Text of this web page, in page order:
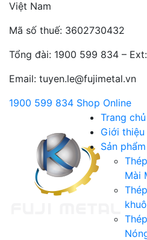
Việt Nam
Mã số thuế: 3602730432
Tổng đài: 1900 599 834 –
Email: tuyen.le@fujimetal.vn
1900 599 834 Shop Online
Trang chủ
Giới thiệu
Sản phẩm
Mài